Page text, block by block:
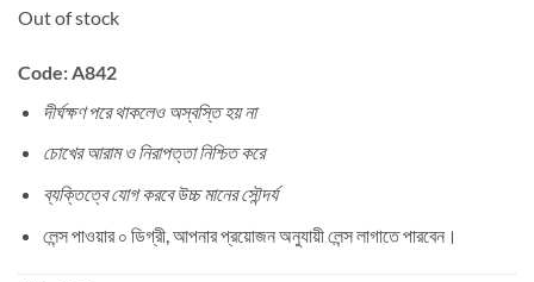
Out of stock
Code: A842
দীর্ঘক্ষণ পরে থাকলেও অস্বস্তি হয় না
চোখের আরাম ও নিরাপত্তা নিশ্চিত করে
ব্যক্তিত্বে যোগ করবে উচ্চ মানের সৌন্দর্য
লেন্স পাওয়ার ০ ডিগ্রী, আপনার প্রয়োজন অনুযায়ী লেন্স লাগাতে পারবেন।